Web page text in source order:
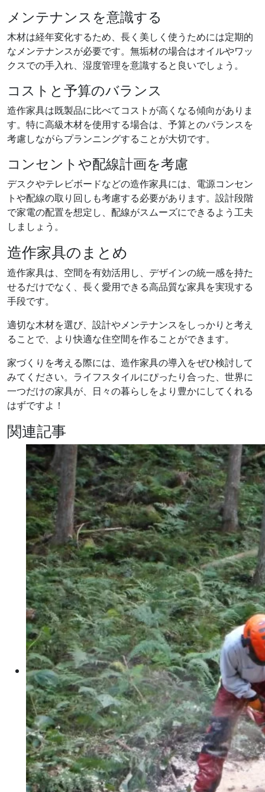
メンテナンスを意識する
木材は経年変化するため、長く美しく使うためには定期的
なメンテナンスが必要です。無垢材の場合はオイルやワッ
クスでの手入れ、湿度管理を意識すると良いでしょう。
コストと予算のバランス
造作家具は既製品に比べてコストが高くなる傾向がありま
す。特に高級木材を使用する場合は、予算とのバランスを
考慮しながらプランニングすることが大切です。
コンセントや配線計画を考慮
デスクやテレビボードなどの造作家具には、電源コンセン
トや配線の取り回しも考慮する必要があります。設計段階
で家電の配置を想定し、配線がスムーズにできるよう工夫
しましょう。
造作家具のまとめ
造作家具は、空間を有効活用し、デザインの統一感を持た
せるだけでなく、長く愛用できる高品質な家具を実現する
手段です。
適切な木材を選び、設計やメンテナンスをしっかりと考え
ることで、より快適な住空間を作ることができます。
家づくりを考える際には、造作家具の導入をぜひ検討して
みてください。ライフスタイルにぴったり合った、世界に
一つだけの家具が、日々の暮らしをより豊かにしてくれる
はずですよ！
関連記事